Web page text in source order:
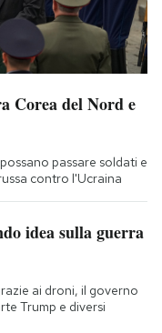
Corea del Nord e
passare soldati e
contro l'Ucraina
idea sulla guerra
ai droni, il governo
Trump e diversi